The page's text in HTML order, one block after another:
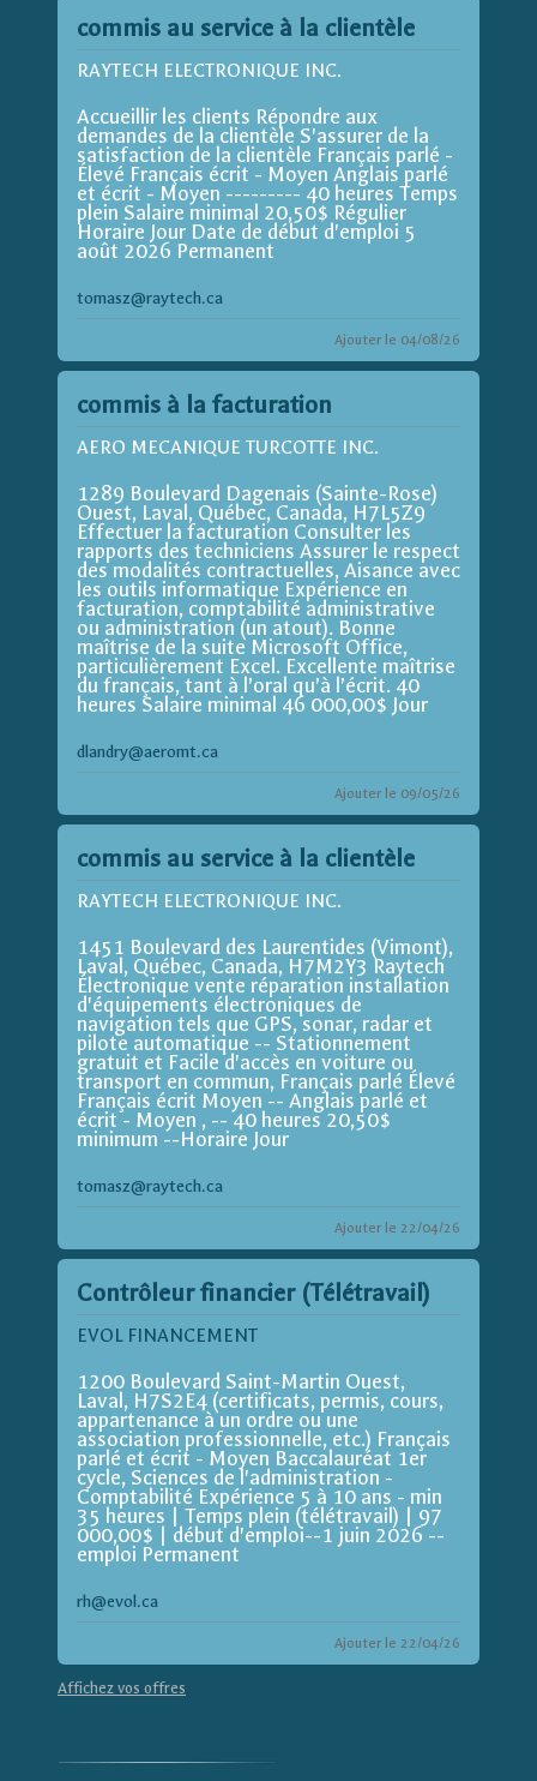
commis au service à la clientèle
RAYTECH ELECTRONIQUE INC.
Accueillir les clients Répondre aux
demandes de la clientèle S'assurer de la
satisfaction de la clientèle Français parlé -
Élevé Français écrit - Moyen Anglais parlé
et écrit - Moyen --------- 40 heures Temps
plein Salaire minimal 20,50$ Régulier
Horaire Jour Date de début d'emploi 5
août 2026 Permanent
tomasz@raytech.ca
Ajouter le 04/08/26
commis à la facturation
AERO MECANIQUE TURCOTTE INC.
1289 Boulevard Dagenais (Sainte-Rose)
Ouest, Laval, Québec, Canada, H7L5Z9
Effectuer la facturation Consulter les
rapports des techniciens Assurer le respect
des modalités contractuelles, Aisance avec
les outils informatique Expérience en
facturation, comptabilité administrative
ou administration (un atout). Bonne
maîtrise de la suite Microsoft Office,
particulièrement Excel. Excellente maîtrise
du français, tant à l’oral qu’à l’écrit. 40
heures Salaire minimal 46 000,00$ Jour
dlandry@aeromt.ca
Ajouter le 09/05/26
commis au service à la clientèle
RAYTECH ELECTRONIQUE INC.
1451 Boulevard des Laurentides (Vimont),
Laval, Québec, Canada, H7M2Y3 Raytech
Électronique vente réparation installation
d'équipements électroniques de
navigation tels que GPS, sonar, radar et
pilote automatique -- Stationnement
gratuit et Facile d'accès en voiture ou
transport en commun, Français parlé Élevé
Français écrit Moyen -- Anglais parlé et
écrit - Moyen , -- 40 heures 20,50$
minimum --Horaire Jour
tomasz@raytech.ca
Ajouter le 22/04/26
Contrôleur financier (Télétravail)
EVOL FINANCEMENT
1200 Boulevard Saint-Martin Ouest,
Laval, H7S2E4 (certificats, permis, cours,
appartenance à un ordre ou une
association professionnelle, etc.) Français
parlé et écrit - Moyen Baccalauréat 1er
cycle, Sciences de l'administration -
Comptabilité Expérience 5 à 10 ans - min
35 heures | Temps plein (télétravail) | 97
000,00$ | début d'emploi--1 juin 2026 --
emploi Permanent
rh@evol.ca
Ajouter le 22/04/26
Affichez vos offres